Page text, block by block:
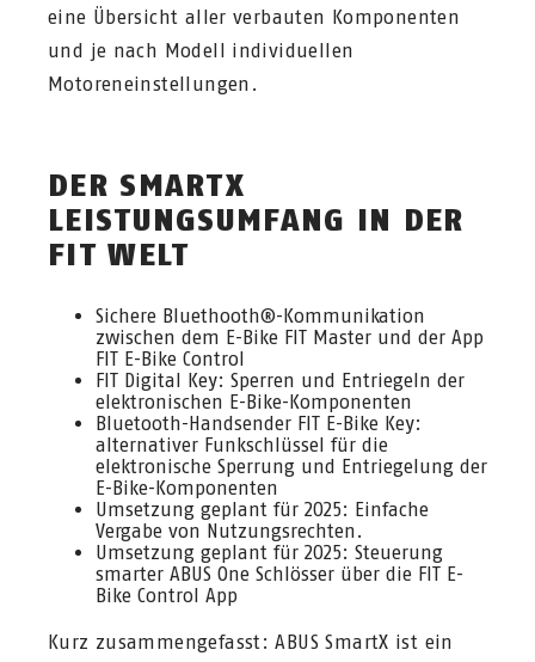
eine Übersicht aller verbauten Komponenten
und je nach Modell individuellen
Motoreneinstellungen.
DER SMARTX
LEISTUNGSUMFANG IN DER
FIT WELT
Sichere Bluethooth®-Kommunikation
zwischen dem E-Bike FIT Master und der App
FIT E-Bike Control
FIT Digital Key: Sperren und Entriegeln der
elektronischen E-Bike-Komponenten
Bluetooth-Handsender FIT E-Bike Key:
alternativer Funkschlüssel für die
elektronische Sperrung und Entriegelung der
E-Bike-Komponenten
Umsetzung geplant für 2025: Einfache
Vergabe von Nutzungsrechten.
Umsetzung geplant für 2025: Steuerung
smarter ABUS One Schlösser über die FIT E-
Bike Control App
Kurz zusammengefasst: ABUS SmartX ist ein